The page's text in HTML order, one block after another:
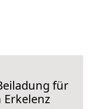
für
Erkelenz